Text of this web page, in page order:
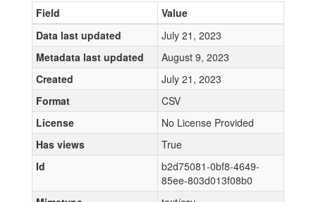
Field
Value
Data last updated
July 21, 2023
Metadata last updated
August 9, 2023
Created
July 21, 2023
Format
CSV
License
No License Provided
Has views
True
Id
b2d75081-0bf8-4649-
85ee-803d013f08b0